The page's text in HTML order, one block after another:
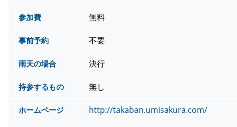
参加費 無料
事前予約 不要
雨天の場合 決行
持参するもの 無し
ホームページ http://takaban.umisakura.com/